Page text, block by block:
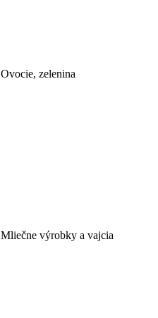
Ovocie, zelenina
Mliečne výrobky a vajcia